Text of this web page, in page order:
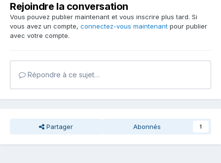
Rejoindre la conversation
Vous pouvez publier maintenant et vous inscrire plus tard. Si
vous avez un compte, connectez-vous maintenant pour publier
avec votre compte.
Répondre à ce sujet…
Partager Abonnés 1